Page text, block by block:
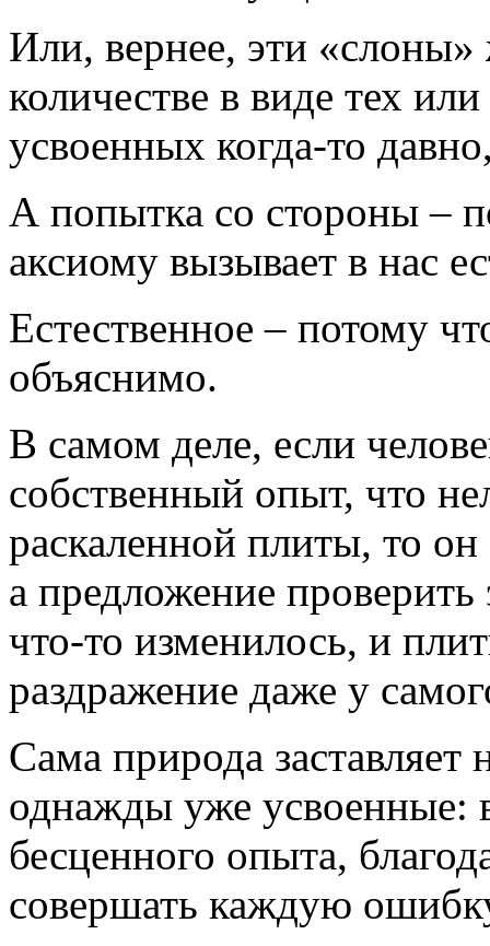
Или, вернее, эти
количестве в виде тех
усвоенных когда-то
А попытка со стороны –
аксиому вызывает в нас
Естественное – потому
объяснимо.
В самом деле, если
собственный опыт, что
раскаленной плиты, то
а предложение
что-то изменилось, и
раздражение даже у
Сама природа заставляет
однажды уже усвоенные:
бесценного опыта,
совершать каждую